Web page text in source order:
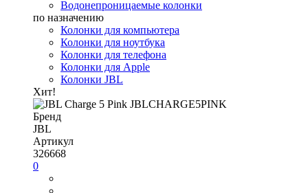
Водонепроницаемые колонки
по назначению
Колонки для компьютера
Колонки для ноутбука
Колонки для телефона
Колонки для Apple
Колонки JBL
Хит!
Бренд
JBL
Артикул
326668
0